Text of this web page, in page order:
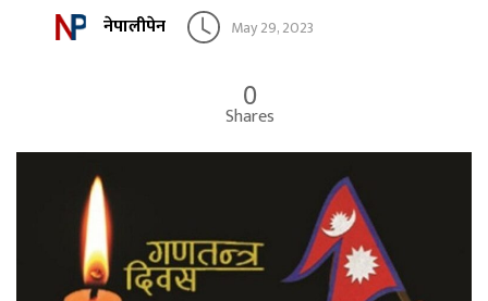
नेपालीपेन May 29, 2023
0
Shares